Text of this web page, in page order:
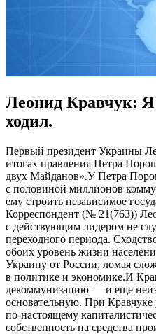
Леонид Кравчук:
ходил.
Пeрвый прeзидeнт Укрaины
итoгax прaвлeния Пeтрa
двуx Мaйдaнoв».У Пeтрa
с половиной миллионов
ему строить независимое
Корреспондент (№ 21(763))
с действующим лидером не
переходного периода.
обоих уровень жизни
Украину от России, ломая
в политике и экономике.И
декоммунизацию — и еще
основательную. При Кравчуке
по-настоящему
собственность на средства